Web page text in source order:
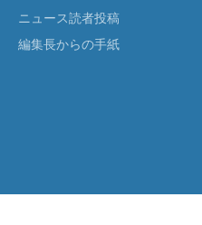
ニュース読者投稿
編集長からの手紙